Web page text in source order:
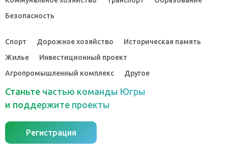
Безопасность
Спорт Дорожное хозяйство
Историческая память
Жилье
Инвестиционный проект
Агропромышленный комплекс
Другое
Станьте частью команды Югры
и поддержите проекты
Регистрация